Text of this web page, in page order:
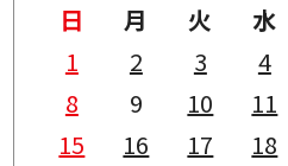
日 月 火 水
1
2 3 4
8
9 10 11
15
16 17 18